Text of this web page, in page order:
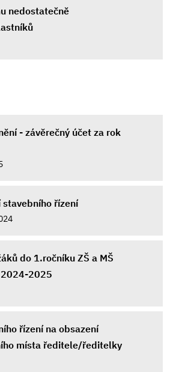
nedostatečně
- závěrečný účet za rok
stavebního řízení
do 1.ročníku ZŠ a MŠ
2025
řízení na obsazení
místa ředitele/ředitelky